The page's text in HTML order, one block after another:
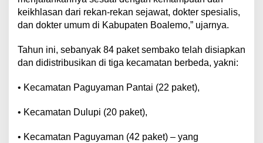
keikhlasan dari rekan-rekan sejawat, dokter spesialis,
dan dokter umum di Kabupaten Boalemo,” ujarnya.
Tahun ini, sebanyak 84 paket sembako telah disiapkan
dan didistribusikan di tiga kecamatan berbeda, yakni:
• Kecamatan Paguyaman Pantai (22 paket),
• Kecamatan Dulupi (20 paket),
• Kecamatan Paguyaman (42 paket) – yang